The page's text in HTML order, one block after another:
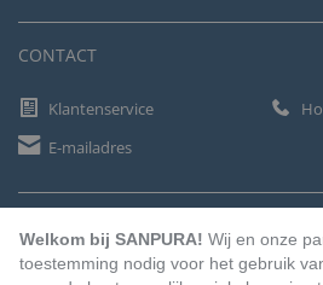
CONTACT
Klantenservice
E-mailadres
Welkom bij SANPURA! Wij en onze
toestemming nodig voor het gebruik